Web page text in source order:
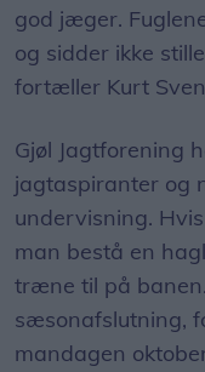
god jæger.
og sidder ikke
fortæller Kurt
Gjøl Jagtforening
jagtaspiranter og
undervisning.
man bestå en
træne til på
sæsonafslutning,
mandagen